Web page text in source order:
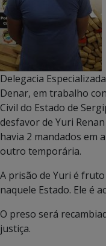
Delegacia
Denar, em trabalho
Civil do Estado de
desfavor de Yuri
havia 2 mandados em
outro temporária.
A prisão de Yuri é
naquele Estado. Ele é
O preso será
justiça.